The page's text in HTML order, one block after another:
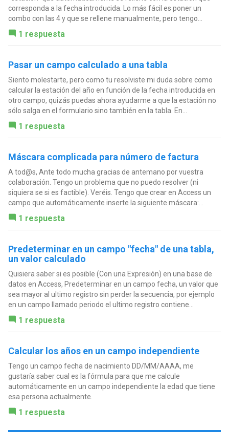
corresponda a la fecha introducida. Lo más fácil es poner un
combo con las 4 y que se rellene manualmente, pero tengo...
1 respuesta
Pasar un campo calculado a una tabla
Siento molestarte, pero como tu resolviste mi duda sobre como
calcular la estación del año en función de la fecha introducida en
otro campo, quizás puedas ahora ayudarme a que la estación no
sólo salga en el formulario sino también en la tabla. En...
1 respuesta
Máscara complicada para número de factura
A tod@s, Ante todo mucha gracias de antemano por vuestra
colaboración. Tengo un problema que no puedo resolver (ni
siquiera se si es factible). Veréis. Tengo que crear en Access un
campo que automáticamente inserte la siguiente máscara:...
1 respuesta
Predeterminar en un campo "fecha" de una tabla,
un valor calculado
Quisiera saber si es posible (Con una Expresión) en una base de
datos en Access, Predeterminar en un campo fecha, un valor que
sea mayor al ultimo registro sin perder la secuencia, por ejemplo
en un campo llamado periodo el ultimo registro contiene...
1 respuesta
Calcular los años en un campo independiente
Tengo un campo fecha de nacimiento DD/MM/AAAA, me
gustaría saber cual es la fórmula para que me calcule
automáticamente en un campo independiente la edad que tiene
esa persona actualmente.
1 respuesta